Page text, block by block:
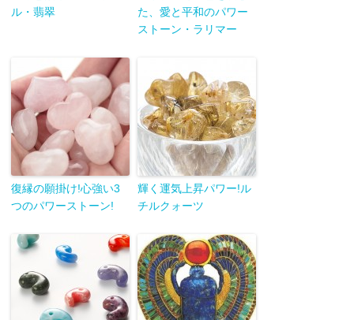
ル・翡翠
た、愛と平和のパワー
ストーン・ラリマー
復縁の願掛け!心強い3
つのパワーストーン!
輝く運気上昇パワー!ル
チルクォーツ